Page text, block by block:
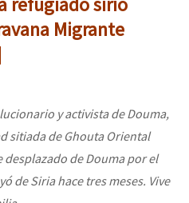
Migrante
y activista de Douma,
sitiada de Ghouta Oriental
de Douma por el
de Siria hace tres meses. Vive